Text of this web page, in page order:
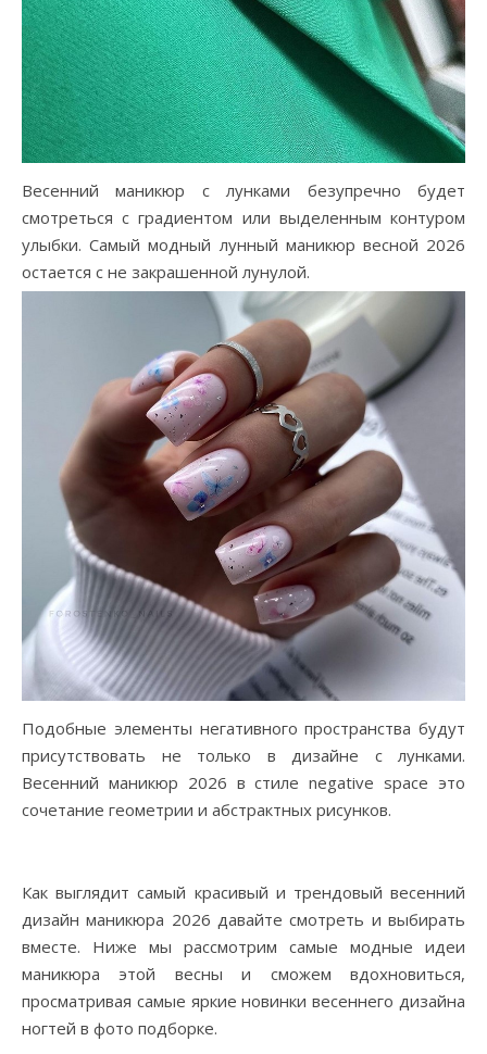
Весенний маникюр с лунками безупречно будет
смотреться с градиентом или выделенным контуром
улыбки. Самый модный лунный маникюр весной 2026
остается с не закрашенной лунулой.
Подобные элементы негативного пространства будут
присутствовать не только в дизайне с лунками.
Весенний маникюр 2026 в стиле negative space это
сочетание геометрии и абстрактных рисунков.
Как выглядит самый красивый и трендовый весенний
дизайн маникюра 2026 давайте смотреть и выбирать
вместе. Ниже мы рассмотрим самые модные идеи
маникюра этой весны и сможем вдохновиться,
просматривая самые яркие новинки весеннего дизайна
ногтей в фото подборке.